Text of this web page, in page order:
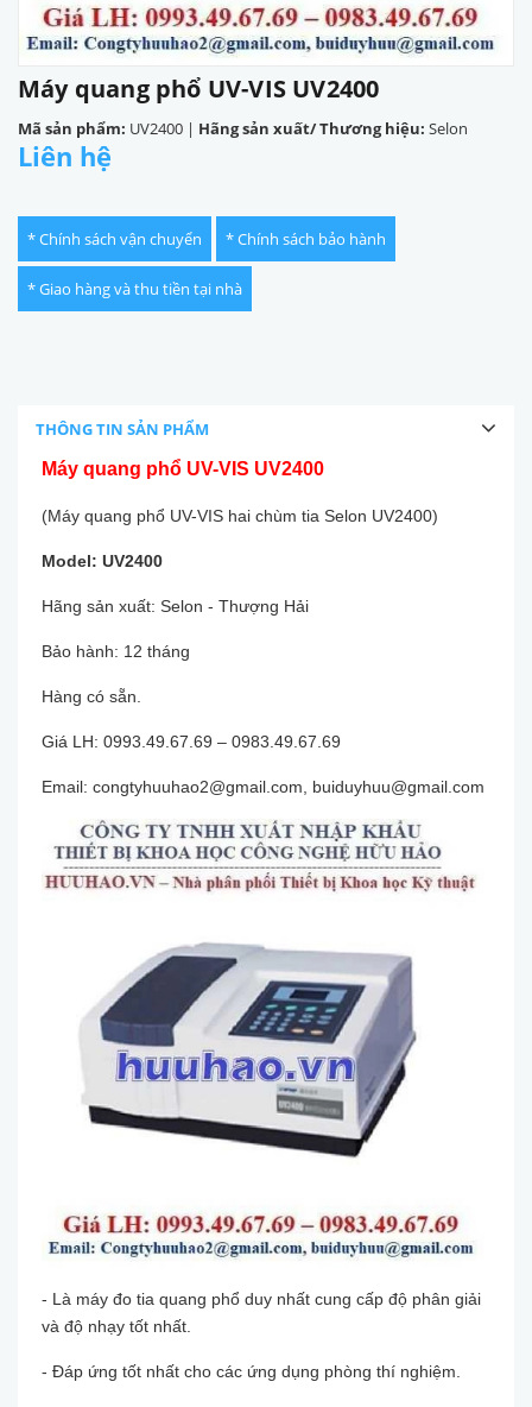
Máy quang phổ UV-VIS UV2400
Mã sản phẩm: UV2400 | Hãng sản xuất/ Thương hiệu: Selon
Liên hệ
* Chính sách vận chuyển * Chính sách bảo hành
* Giao hàng và thu tiền tại nhà
THÔNG TIN SẢN PHẨM
Máy quang phổ UV-VIS UV2400
(Máy quang phổ UV-VIS hai chùm tia Selon UV2400)
Model: UV2400
Hãng sản xuất: Selon - Thượng Hải
Bảo hành: 12 tháng
Hàng có sẵn.
Giá LH: 0993.49.67.69 – 0983.49.67.69
Email: congtyhuuhao2@gmail.com, buiduyhuu@gmail.com
- Là máy đo tia quang phổ duy nhất cung cấp độ phân giải
và độ nhạy tốt nhất.
- Đáp ứng tốt nhất cho các ứng dụng phòng thí nghiệm.